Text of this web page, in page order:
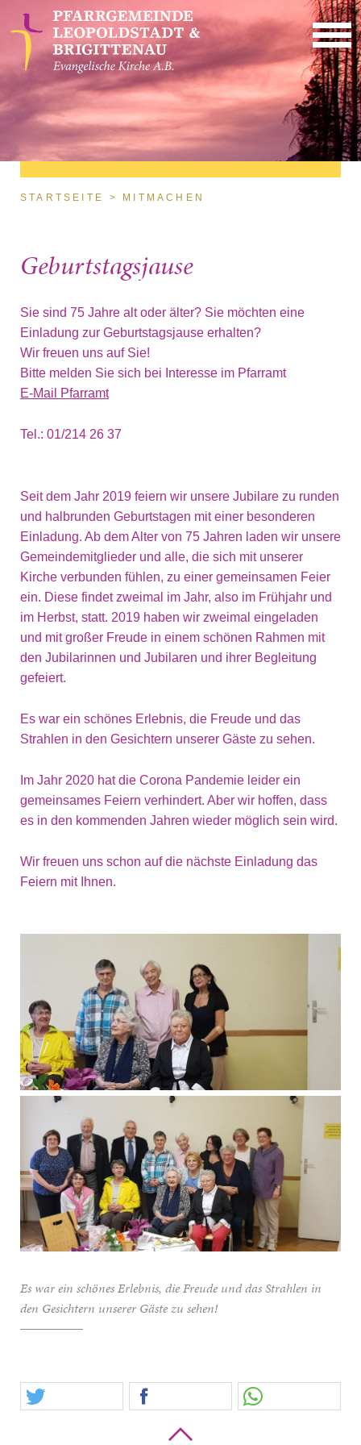
Direkt zum Inhalt
Sie sind hier
STARTSEITE MITMACHEN
Geburtstagsjause
Sie sind 75 Jahre alt oder älter? Sie möchten eine
Einladung zur Geburtstagsjause erhalten?
Wir freuen uns auf Sie!
Bitte melden Sie sich bei Interesse im Pfarramt
E-Mail Pfarramt
Tel.: 01/214 26 37
Seit dem Jahr 2019 feiern wir unsere Jubilare zu runden
und halbrunden Geburtstagen mit einer besonderen
Einladung. Ab dem Alter von 75 Jahren laden wir unsere
Gemeindemitglieder und alle, die sich mit unserer
Kirche verbunden fühlen, zu einer gemeinsamen Feier
ein. Diese findet zweimal im Jahr, also im Frühjahr und
im Herbst, statt. 2019 haben wir zweimal eingeladen
und mit großer Freude in einem schönen Rahmen mit
den Jubilarinnen und Jubilaren und ihrer Begleitung
gefeiert.
Es war ein schönes Erlebnis, die Freude und das
Strahlen in den Gesichtern unserer Gäste zu sehen.
Im Jahr 2020 hat die Corona Pandemie leider ein
gemeinsames Feiern verhindert. Aber wir hoffen, dass
es in den kommenden Jahren wieder möglich sein wird.
Wir freuen uns schon auf die nächste Einladung das
Feiern mit Ihnen.
Es war ein schönes Erlebnis, die Freude und das Strahlen in
den Gesichtern unserer Gäste zu sehen!